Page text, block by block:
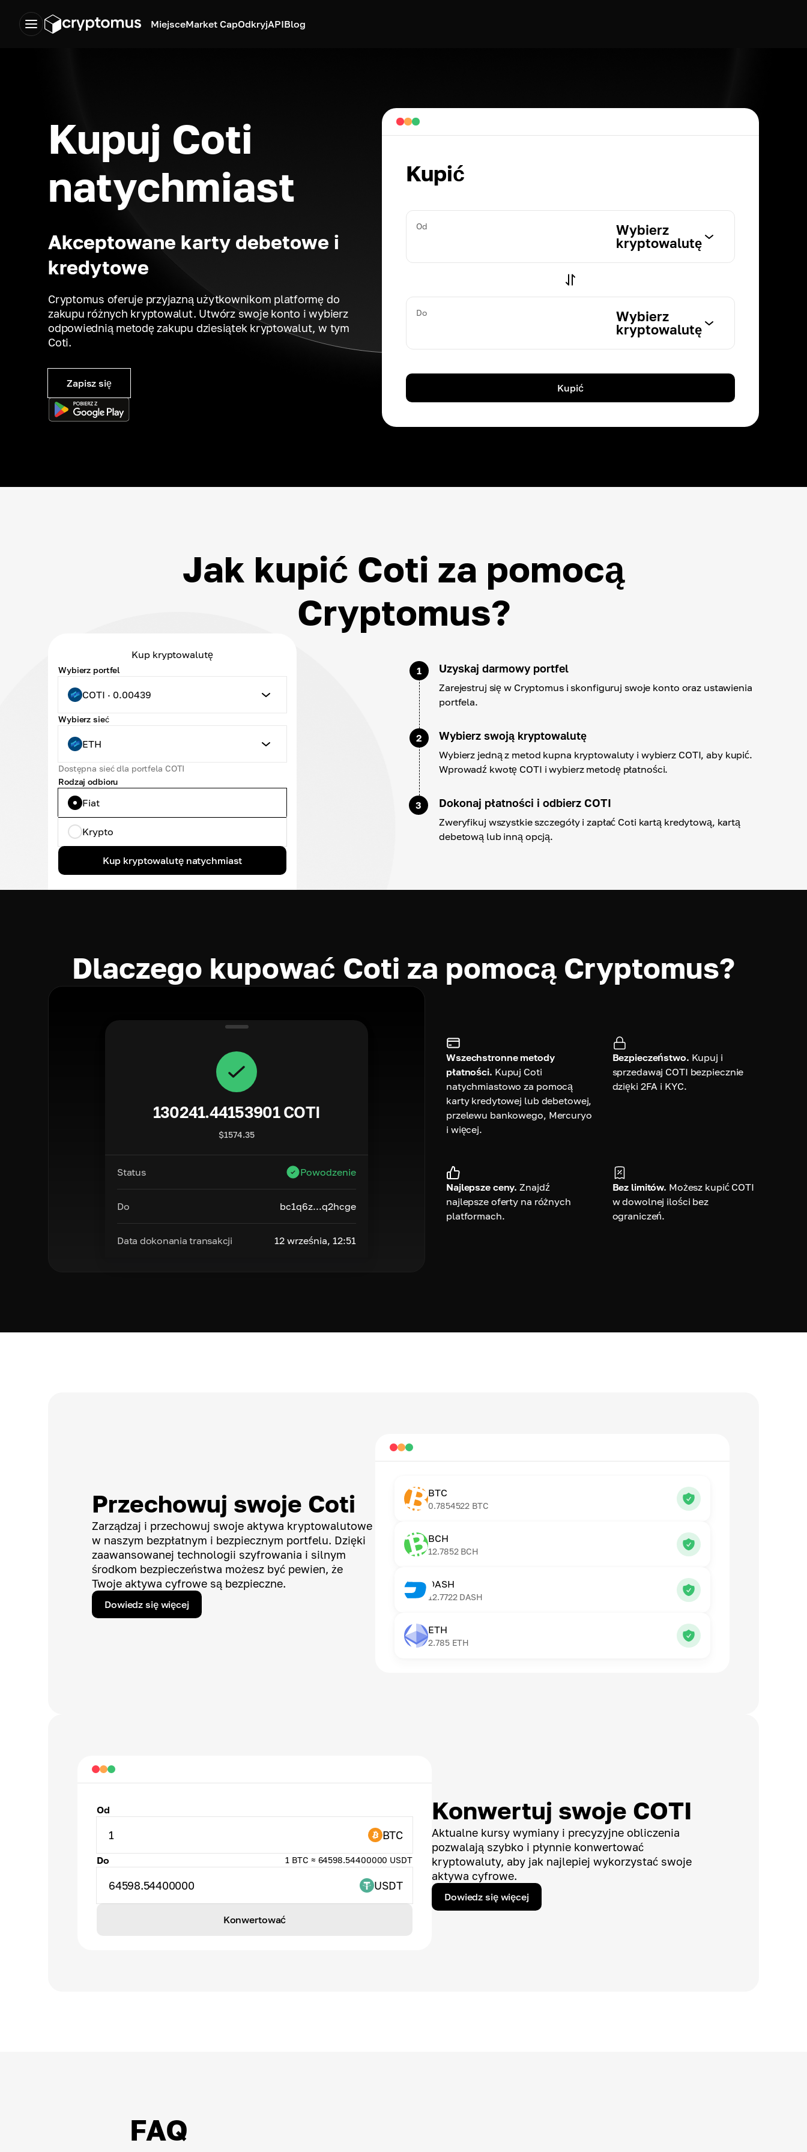
MiejsceMarket CapOdkryjAPIBlog
Kupuj Coti
natychmiast
Akceptowane karty debetowe i
kredytowe
Cryptomus oferuje przyjazną użytkownikom platformę do
zakupu różnych kryptowalut. Utwórz swoje konto i wybierz
odpowiednią metodę zakupu dziesiątek kryptowalut, w tym
Coti.
Zapisz się
Kupić
Od
Wybierz
kryptowalutę
Do
Wybierz
kryptowalutę
Kupić
Jak kupić Coti za pomocą
Cryptomus?
Kup kryptowalutę
Wybierz portfel
COTI · 0.00439
Wybierz sieć
ETH
Dostępna sieć dla portfela COTI
Rodzaj odbioru
Fiat
Krypto
Kup kryptowalutę natychmiast
1 Uzyskaj darmowy portfel
Zarejestruj się w Cryptomus i skonfiguruj swoje konto oraz ustawienia
portfela.
2 Wybierz swoją kryptowalutę
Wybierz jedną z metod kupna kryptowaluty i wybierz COTI, aby kupić.
Wprowadź kwotę COTI i wybierz metodę płatności.
3 Dokonaj płatności i odbierz COTI
Zweryfikuj wszystkie szczegóły i zapłać Coti kartą kredytową, kartą
debetową lub inną opcją.
Dlaczego kupować Coti za pomocą Cryptomus?
130241.44153901 COTI
$1574.35
Status Powodzenie
Do bc1q6z...q2hcge
Data dokonania transakcji 12 września, 12:51
Wszechstronne metody
płatności. Kupuj Coti
natychmiastowo za pomocą
karty kredytowej lub debetowej,
przelewu bankowego, Mercuryo
i więcej.
Bezpieczeństwo. Kupuj i
sprzedawaj COTI bezpiecznie
dzięki 2FA i KYC.
Najlepsze ceny. Znajdź
najlepsze oferty na różnych
platformach.
Bez limitów. Możesz kupić COTI
w dowolnej ilości bez
ograniczeń.
Przechowuj swoje Coti
Zarządzaj i przechowuj swoje aktywa kryptowalutowe
w naszym bezpłatnym i bezpiecznym portfelu. Dzięki
zaawansowanej technologii szyfrowania i silnym
środkom bezpieczeństwa możesz być pewien, że
Twoje aktywa cyfrowe są bezpieczne.
Dowiedz się więcej
BTC
0.7854522 BTC
BCH
12.7852 BCH
DASH
12.7722 DASH
ETH
2.785 ETH
Konwertuj swoje COTI
Aktualne kursy wymiany i precyzyjne obliczenia
pozwalają szybko i płynnie konwertować
kryptowaluty, aby jak najlepiej wykorzystać swoje
aktywa cyfrowe.
Dowiedz się więcej
Od
1 BTC
Do 1 BTC ≈ 64598.54400000 USDT
64598.54400000 USDT
Konwertować
FAQ